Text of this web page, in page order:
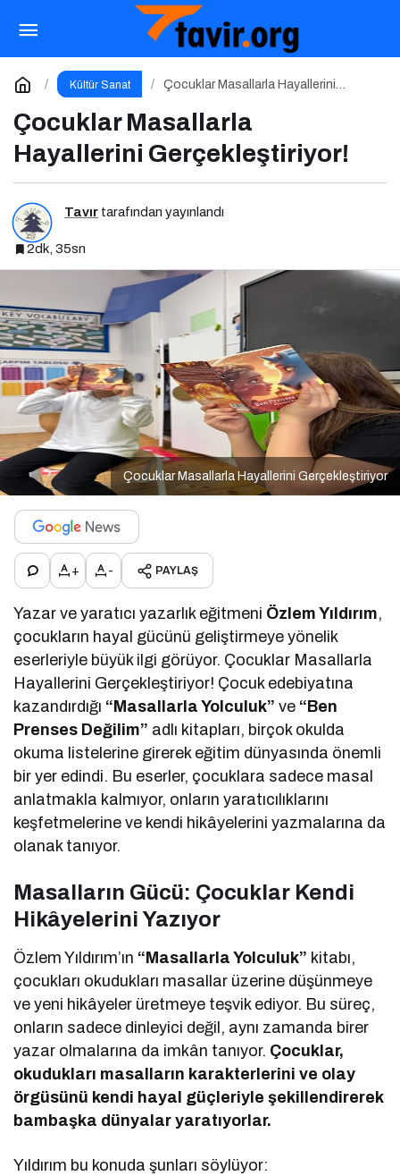
Kültür Sanat
Çocuklar Masallarla Hayallerini
Çocuklar Masallarla
Hayallerini Gerçekleştiriyor!
Tavır tarafından yayınlandı
2dk, 35sn
Çocuklar Masallarla Hayallerini Gerçekleştiriyor
+ - PAYLAŞ
Yazar ve yaratıcı yazarlık eğitmeni Özlem Yıldırım,
çocukların hayal gücünü geliştirmeye yönelik
eserleriyle büyük ilgi görüyor. Çocuklar Masallarla
Hayallerini Gerçekleştiriyor! Çocuk edebiyatına
kazandırdığı “Masallarla Yolculuk” ve “Ben
Prenses Değilim” adlı kitapları, birçok okulda
okuma listelerine girerek eğitim dünyasında önemli
bir yer edindi. Bu eserler, çocuklara sadece masal
anlatmakla kalmıyor, onların yaratıcılıklarını
keşfetmelerine ve kendi hikâyelerini yazmalarına da
olanak tanıyor.
Masalların Gücü: Çocuklar Kendi
Hikâyelerini Yazıyor
Özlem Yıldırım’ın “Masallarla Yolculuk” kitabı,
çocukları okudukları masallar üzerine düşünmeye
ve yeni hikâyeler üretmeye teşvik ediyor. Bu süreç,
onların sadece dinleyici değil, aynı zamanda birer
yazar olmalarına da imkân tanıyor. Çocuklar,
okudukları masalların karakterlerini ve olay
örgüsünü kendi hayal güçleriyle şekillendirerek
bambaşka dünyalar yaratıyorlar.
Yıldırım bu konuda şunları söylüyor:
Doğanın Sessiz Tanıkları: Selman Uzun’un
Sanat Yolculuğu
Yorum Yap